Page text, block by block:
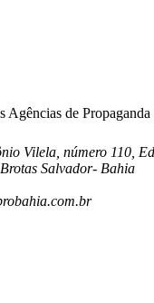
Agências de
Vilela, número 110,
Salvador- Bahia